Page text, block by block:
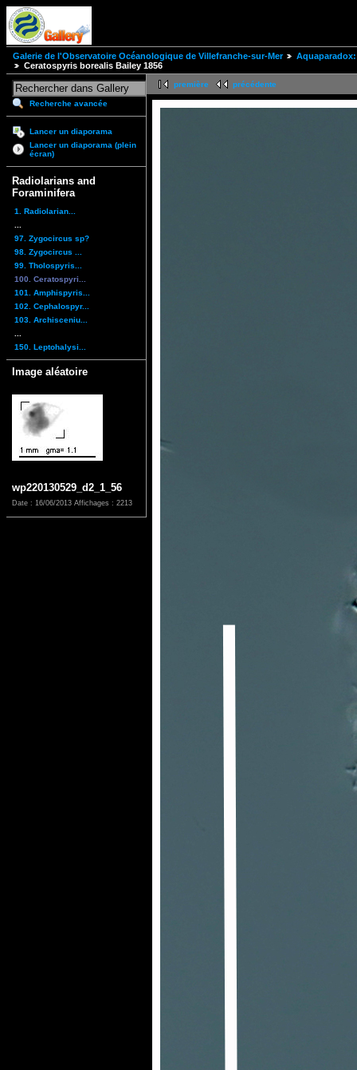
Galerie de l'Observatoire Océanologique de Villefranche-sur-Mer
Ceratospyris borealis Bailey 1856
Recherche avancée
Lancer un diaporama
Lancer un diaporama (plein
écran)
Radiolarians and
Foraminifera
1. Radiolarian...
97. Zygocircus sp?
98. Zygocircus ...
99. Tholospyris...
100. Ceratospyri...
101. Amphispyris...
102. Cephalospyr...
103. Archisceniu...
150. Leptohalysi...
Image aléatoire
wp220130529_d2_1_56
Date : 16/06/2013 Affichages : 2213
première précédente